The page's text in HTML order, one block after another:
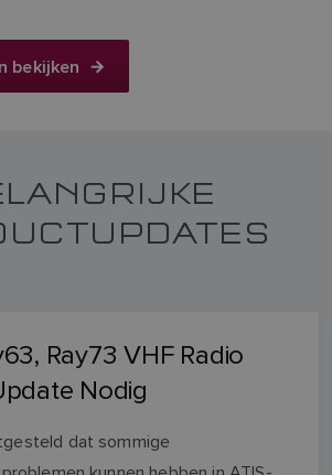
bekijken
Ray73 VHF Radio
Nodig
dat sommige